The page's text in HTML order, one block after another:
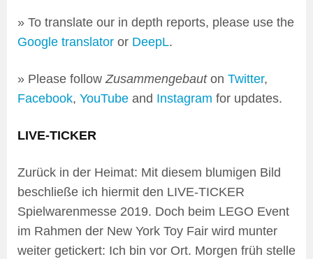
» To translate our in depth reports, please use the
Google translator or DeepL.
» Please followZusammengebauton Twitter,
Facebook, YouTube and Instagram for updates.
LIVE-TICKER
Zurück in der Heimat: Mit diesem blumigen Bild
beschließe ich hiermit den LIVE-TICKER
Spielwarenmesse 2019. Doch beim LEGO Event
im Rahmen der New York Toy Fair wird munter
weiter getickert: Ich bin vor Ort. Morgen früh stelle